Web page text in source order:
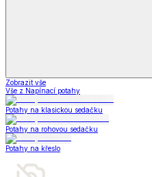
Zobrazit vše
Vše z Napínací potahy
Potahy na klasickou sedačku
Potahy na rohovou sedačku
Potahy na křeslo